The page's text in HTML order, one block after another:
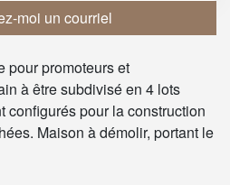
moi un courriel
pour promoteurs et
à être subdivisé en 4 lots
configurés pour la construction
Maison à démolir, portant le